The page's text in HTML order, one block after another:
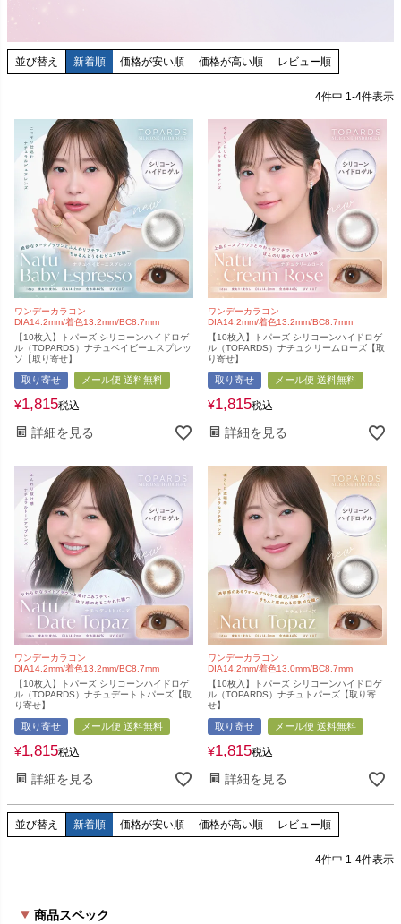
並び替え 新着順 価格が安い順 価格が高い順 レビュー順
4件中 1 -4件表示
ワンデーカラコン
DIA14.2mm/着色13.2mm/BC8.7mm
【10枚入】トパーズ シリコーンハイドロゲ
ル（TOPARDS）ナチュベイビーエスプレッ
ソ【取り寄せ】
取り寄せ メール便 送料無料
¥1,815税込
詳細を見る
ワンデーカラコン
DIA14.2mm/着色13.2mm/BC8.7mm
【10枚入】トパーズ シリコーンハイドロゲ
ル（TOPARDS）ナチュクリームローズ【取
り寄せ】
取り寄せ メール便 送料無料
¥1,815税込
詳細を見る
ワンデーカラコン
DIA14.2mm/着色13.2mm/BC8.7mm
【10枚入】トパーズ シリコーンハイドロゲ
ル（TOPARDS）ナチュデートトパーズ【取
り寄せ】
取り寄せ メール便 送料無料
¥1,815税込
詳細を見る
ワンデーカラコン
DIA14.2mm/着色13.0mm/BC8.7mm
【10枚入】トパーズ シリコーンハイドロゲ
ル（TOPARDS）ナチュトパーズ【取り寄
せ】
取り寄せ メール便 送料無料
¥1,815税込
詳細を見る
並び替え 新着順 価格が安い順 価格が高い順 レビュー順
4件中 1 -4件表示
商品スペック